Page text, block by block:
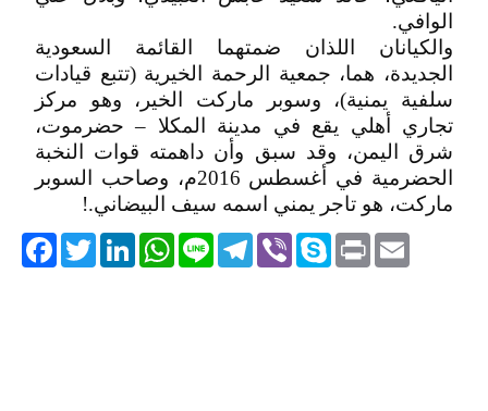
الوافي.
والكيانان اللذان ضمتهما القائمة السعودية
الجديدة، هما، جمعية الرحمة الخيرية (تتبع قيادات
سلفية يمنية)، وسوبر ماركت الخير، وهو مركز
تجاري أهلي يقع في مدينة المكلا – حضرموت،
شرق اليمن، وقد سبق وأن داهمته قوات النخبة
الحضرمية في أغسطس 2016م، وصاحب السوبر
ماركت، هو تاجر يمني اسمه سيف البيضاني.!
TwitterLinkedIn
WhatsApp Line
Telegram ViberSkype PrintEmail